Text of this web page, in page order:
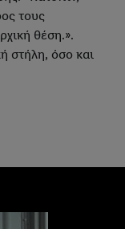
τους
θέση.».
στήλη, όσο και